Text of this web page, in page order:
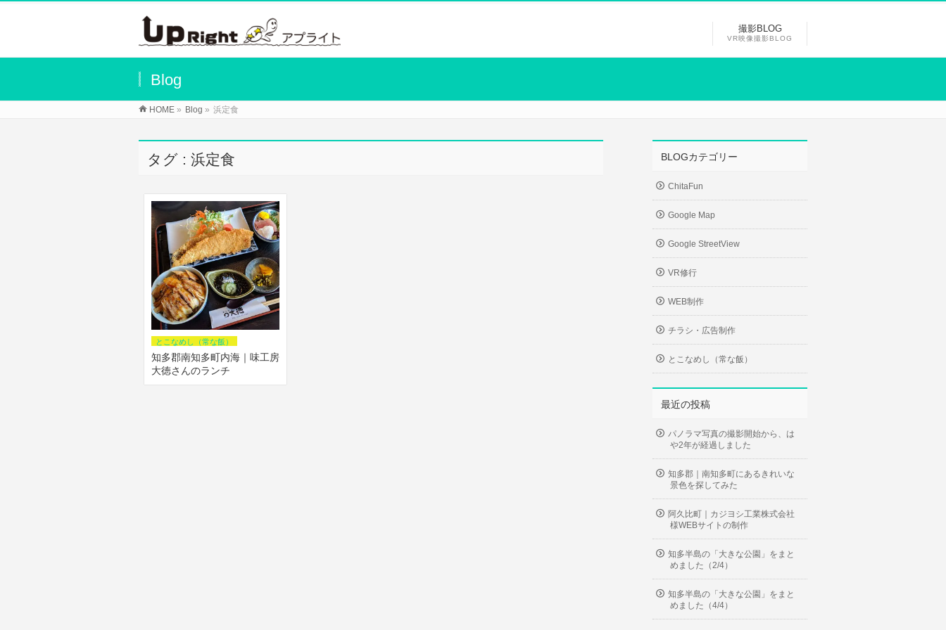
撮影BLOG
VR映像撮影BLOG
Blog
HOME » Blog » 浜定食
タグ : 浜定食
とこなめし（常な飯）
知多郡南知多町内海｜味工房
大徳さんのランチ
BLOGカテゴリー
ChitaFun
Google Map
Google StreetView
VR修行
WEB制作
チラシ・広告制作
とこなめし（常な飯）
最近の投稿
パノラマ写真の撮影開始から、は
や2年が経過しました
知多郡｜南知多町にあるきれいな
景色を探してみた
阿久比町｜カジヨシ工業株式会社
様WEBサイトの制作
知多半島の「大きな公園」をまと
めました（2/4）
知多半島の「大きな公園」をまと
めました（4/4）